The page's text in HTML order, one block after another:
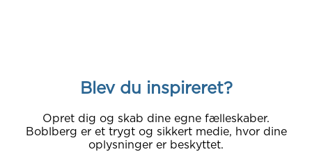
Blev du inspireret?
Opret dig og skab dine egne fælleskaber.
Boblberg er et trygt og sikkert medie, hvor dine
oplysninger er beskyttet.